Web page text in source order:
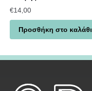
€14,00
Προσθήκη στο καλάθι